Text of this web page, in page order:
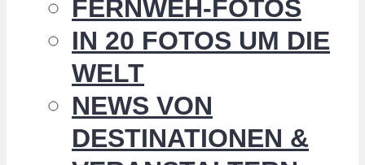
FERNWEH-FOTOS
IN 20 FOTOS UM DIE
WELT
NEWS VON
DESTINATIONEN &